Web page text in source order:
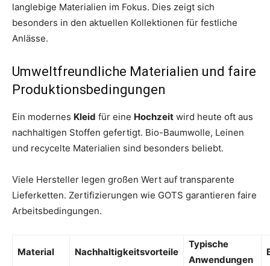
langlebige Materialien im Fokus. Dies zeigt sich
besonders in den aktuellen Kollektionen für festliche
Anlässe.
Umweltfreundliche Materialien und faire
Produktionsbedingungen
Ein modernes Kleid für eine Hochzeit wird heute oft aus
nachhaltigen Stoffen gefertigt. Bio-Baumwolle, Leinen
und recycelte Materialien sind besonders beliebt.
Viele Hersteller legen großen Wert auf transparente
Lieferketten. Zertifizierungen wie GOTS garantieren faire
Arbeitsbedingungen.
Material Nachhaltigkeitsvorteile
Typische
Anwendungen